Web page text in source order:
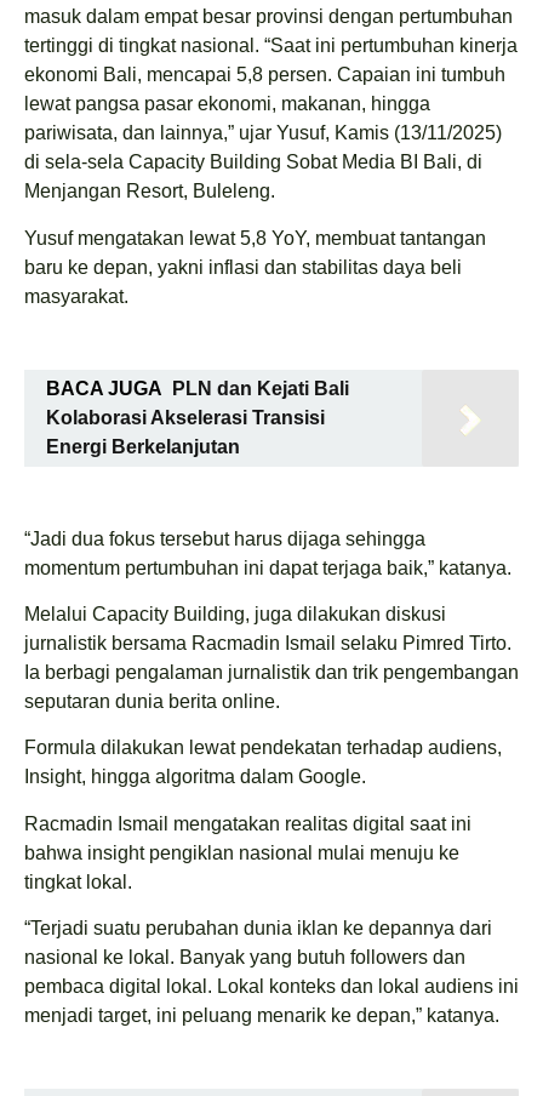
masuk dalam empat besar provinsi dengan pertumbuhan
tertinggi di tingkat nasional. “Saat ini pertumbuhan kinerja
ekonomi Bali, mencapai 5,8 persen. Capaian ini tumbuh
lewat pangsa pasar ekonomi, makanan, hingga
pariwisata, dan lainnya,” ujar Yusuf, Kamis (13/11/2025)
di sela-sela Capacity Building Sobat Media BI Bali, di
Menjangan Resort, Buleleng.
Yusuf mengatakan lewat 5,8 YoY, membuat tantangan
baru ke depan, yakni inflasi dan stabilitas daya beli
masyarakat.
BACA JUGA
PLN dan Kejati Bali
Kolaborasi Akselerasi Transisi
Energi Berkelanjutan
“Jadi dua fokus tersebut harus dijaga sehingga
momentum pertumbuhan ini dapat terjaga baik,” katanya.
Melalui Capacity Building, juga dilakukan diskusi
jurnalistik bersama Racmadin Ismail selaku Pimred Tirto.
Ia berbagi pengalaman jurnalistik dan trik pengembangan
seputaran dunia berita online.
Formula dilakukan lewat pendekatan terhadap audiens,
Insight, hingga algoritma dalam Google.
Racmadin Ismail mengatakan realitas digital saat ini
bahwa insight pengiklan nasional mulai menuju ke
tingkat lokal.
“Terjadi suatu perubahan dunia iklan ke depannya dari
nasional ke lokal. Banyak yang butuh followers dan
pembaca digital lokal. Lokal konteks dan lokal audiens ini
menjadi target, ini peluang menarik ke depan,” katanya.